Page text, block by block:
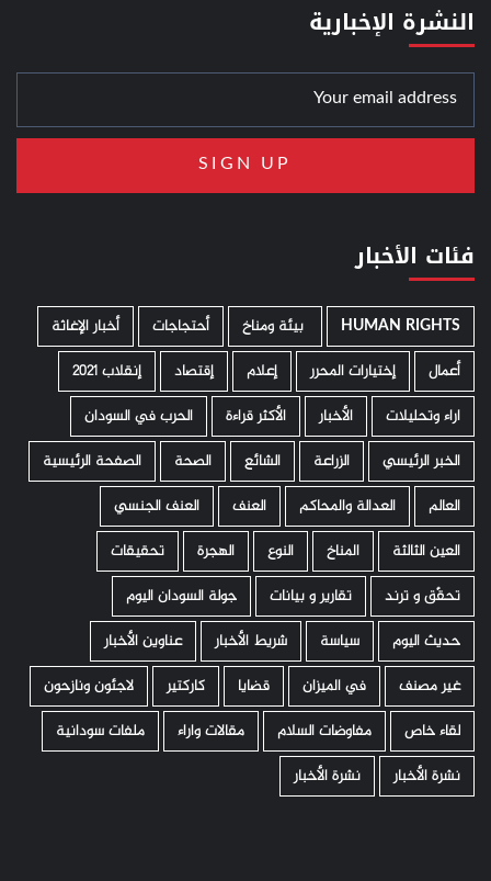
النشرة الإخبارية
فئات الأخبار
HUMAN RIGHTS ­ بيئة ومناخ أحتجاجات
أخبار الإغاثة
أعمال
إختيارات المحرر إعلام إقتصاد
إنقلاب 2021
اراء وتحليلات
الأخبار الأكثر قراءة
الحرب في السودان
الخبر الرئيسي
الزراعة الشائع الصحة
الصفحة الرئيسية
العالم
العدالة والمحاكم العنف
العنف الجنسي
العين الثالثة
المناخ النوع الهجرة
تحقيقات
تحقّق و ترند
تقارير و بيانات
جولة السودان اليوم
حديث اليوم
سياسة شريط الأخبار
عناوين الأخبار
غير مصنف
في الميزان قضايا كاركتير
لاجئون ونازحون
لقاء خاص
مفاوضات السلام مقالات واراء
ملفات سودانية
نشرة الأخبار
نشرة الأخبار